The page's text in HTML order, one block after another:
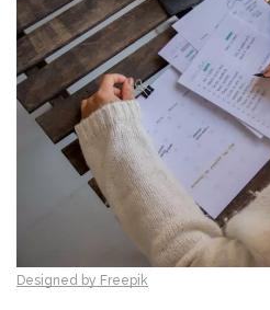
Designed by Freepik